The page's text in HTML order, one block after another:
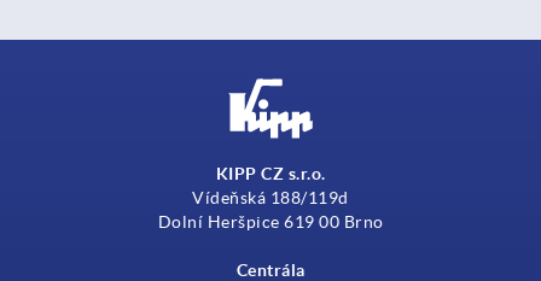
KIPP CZ s.r.o.
Vídeňská 188/119d
Dolní Heršpice 619 00 Brno
Centrála